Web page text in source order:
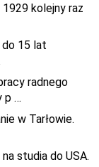
kolejny raz
do 15 lat
radnego
p …
w Tarłowie.
studia do USA.